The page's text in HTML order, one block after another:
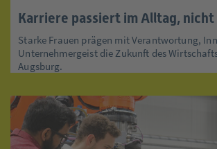
Karriere passiert im Alltag,
Starke Frauen prägen mit Verantwortung,
Unternehmergeist die Zukunft des
Augsburg.